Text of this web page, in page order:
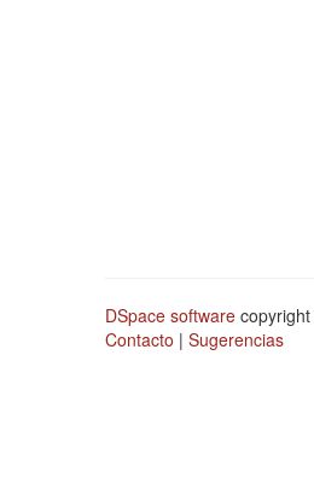
DSpace software
Contacto | Sugerencias